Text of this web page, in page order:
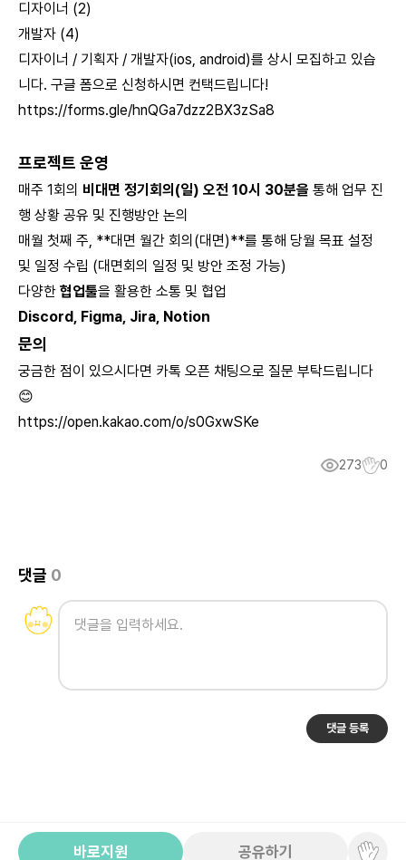
디자이너 (2)
개발자 (4)
디자이너 / 기획자 / 개발자(ios, android)를 상시 모집하고 있습
니다. 구글 폼으로 신청하시면 컨택드립니다!
https://forms.gle/hnQGa7dzz2BX3zSa8
프로젝트 운영
매주 1회의 비대면 정기회의(일) 오전 10시 30분을 통해 업무 진
행 상황 공유 및 진행방안 논의
매월 첫째 주, **대면 월간 회의(대면)**를 통해 당월 목표 설정
및 일정 수립 (대면회의 일정 및 방안 조정 가능)
다양한 협업툴을 활용한 소통 및 협업
Discord, Figma, Jira, Notion
문의
궁금한 점이 있으시다면 카톡 오픈 채팅으로 질문 부탁드립니다
😊
https://open.kakao.com/o/s0GxwSKe
273 0
댓글 0
댓글 등록
바로지원 공유하기